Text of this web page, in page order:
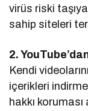
virüs riski
sahip siteleri
2.
Kendi
içerikleri
hakkı